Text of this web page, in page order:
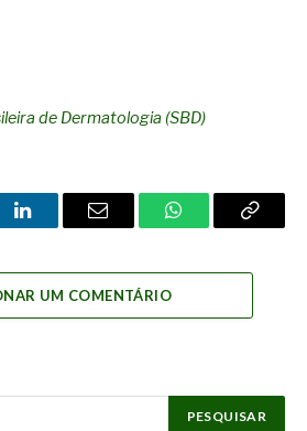
de Dermatologia (SBD)
LinkedInEmail WhatsAppCopy
UM COMENTÁRIO